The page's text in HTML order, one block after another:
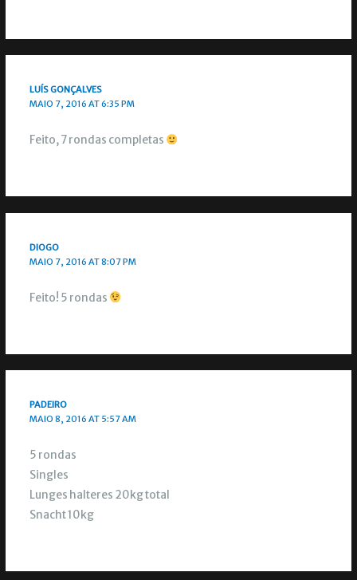
LUÍS GONÇALVES
MAIO 7, 2016 AT 6:35 PM
Feito, 7 rondas completas
DIOGO
MAIO 7, 2016 AT 8:07 PM
Feito! 5 rondas
PADEIRO
MAIO 8, 2016 AT 5:57 AM
5 rondas
Singles
Lunges halteres 20kg total
Snacht 10kg